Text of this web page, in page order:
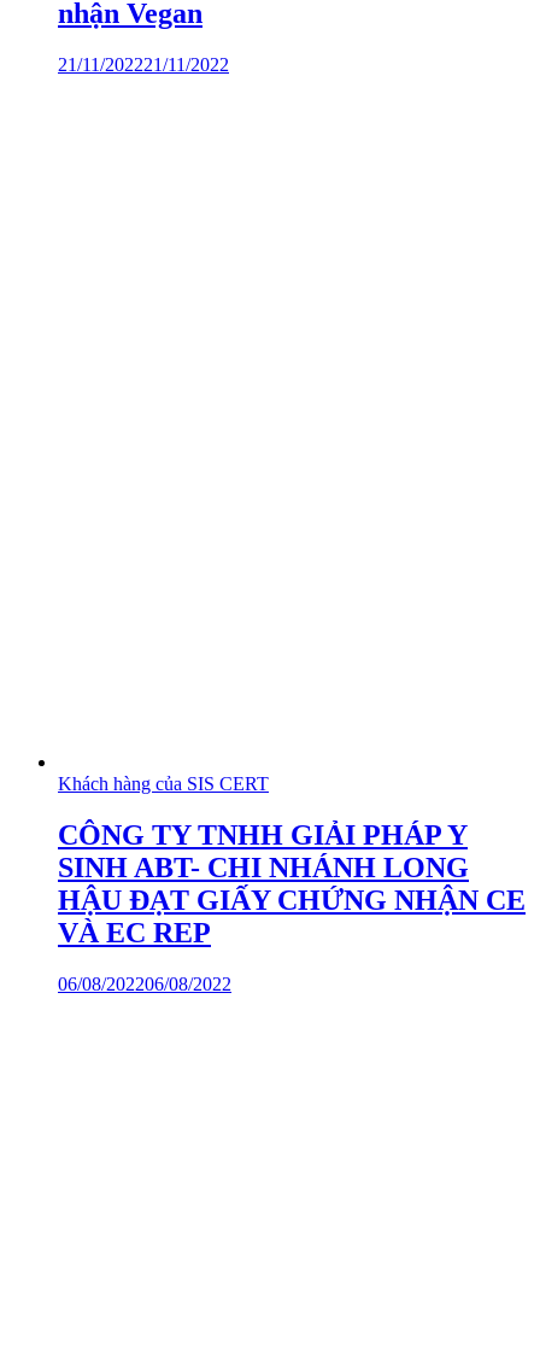
nhận Vegan
21/11/202221/11/2022
Khách hàng của SIS CERT
CÔNG TY TNHH GIẢI PHÁP Y
SINH ABT- CHI NHÁNH LONG
HẬU ĐẠT GIẤY CHỨNG NHẬN CE
VÀ EC REP
06/08/202206/08/2022